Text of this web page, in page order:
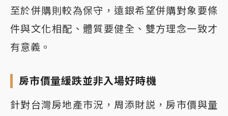
至於併購則較為保守，遠銀希望併購對象要條
件與文化相配、體質要健全、雙方理念一致才
有意義。
房市價量緩跌並非入場好時機
針對台灣房地產市況，周添財説，房市價與量